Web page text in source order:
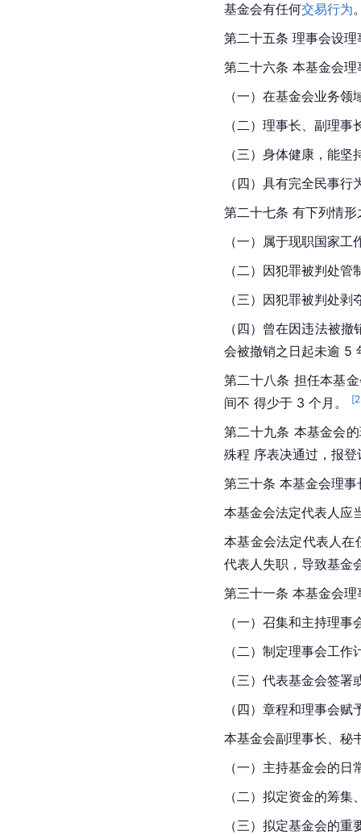
基金会有任何交易行为
第二十五条 理事会设
第二十六条 本基金会
（一）在基金会业务
（二）理事长、副理
（三）身体健康，能
（四）具有完全民事
第二十七条 有下列情
（一）属于现职国家
（二）因犯罪被判处
（三）因犯罪被判处
（四）曾在因违法被
会被撤销之日起未逾 5
第二十八条 担任本基
间不 得少于 3 个月。
[
第二十九条 本基金会
殊程 序表决通过，报
第三十条 本基金会理
本基金会法定代表人应
本基金会法定代表人在
代表人失职，导致基金
第三十一条 本基金会
（一）召集和主持理
（二）制定理事会工
（三）代表基金会签
（四）章程和理事会赋
本基金会副理事长、秘
（一）主持基金会的
（二）拟定资金的筹
（三）拟定基金会的